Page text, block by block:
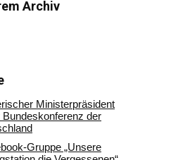
Archiv
Ministerpräsident
der
Gruppe „Unsere